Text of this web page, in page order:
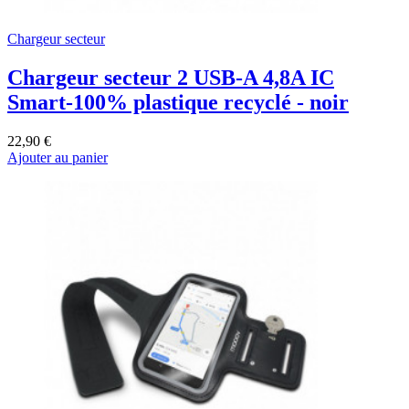
Chargeur secteur
Chargeur secteur 2 USB-A 4,8A IC
Smart-100% plastique recyclé - noir
22,90 €
Ajouter au panier